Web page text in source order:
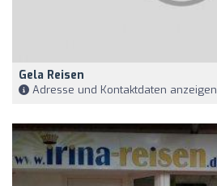
Gela Reisen
Adresse und Kontaktdaten anzeigen